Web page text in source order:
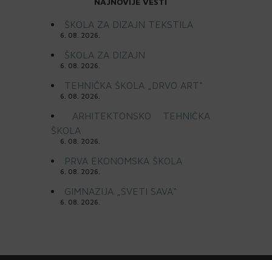
ŠKOLA ZA DIZAJN TEKSTILA
6. 08. 2026.
ŠKOLA ZA DIZAJN
6. 08. 2026.
TEHNIČKA ŠKOLA „DRVO ART“
6. 08. 2026.
ARHITEKTONSKO TEHNIČKA
ŠKOLA
6. 08. 2026.
PRVA EKONOMSKA ŠKOLA
6. 08. 2026.
GIMNAZIJA „SVETI SAVA“
6. 08. 2026.